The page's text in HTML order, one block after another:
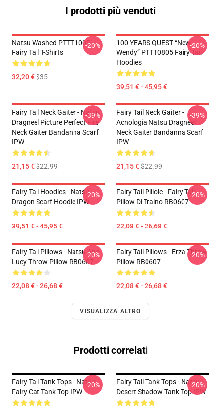
I prodotti più venduti
Natsu Washed PTTT1005
Fairy Tail T-Shirts
32,20 €$35
-20%
100 YEARS QUEST “New
Wendy” PTTT0805 Fairy Tail
Hoodies
39,51 € - 45,95 €
-20%
Fairy Tail Neck Gaiter - Natsu
Dragneel Picture Perfect Fire
Neck Gaiter Bandanna Scarf
IPW
21,15 €$22.99
-39%
Fairy Tail Neck Gaiter -
Acnologia Natsu Dragneel
Neck Gaiter Bandanna Scarf
IPW
21,15 €$22.99
-39%
Fairy Tail Hoodies - Natsu
Dragon Scarf Hoodie IPW
39,51 € - 45,95 €
-20%
Fairy Tail Pillole - Fairy Tail
Pillow Di Traino RB0607
22,08 € - 26,68 €
-20%
Fairy Tail Pillows - Natsu And
Lucy Throw Pillow RB0607
22,08 € - 26,68 €
-20%
Fairy Tail Pillows - Erza Throw
Pillow RB0607
22,08 € - 26,68 €
-20%
VISUALIZZA ALTRO
Prodotti correlati
Fairy Tail Tank Tops - Natsu
Fairy Cat Tank Top IPW
-20%
Fairy Tail Tank Tops - Natsu
Desert Shadow Tank Top IPW
-20%